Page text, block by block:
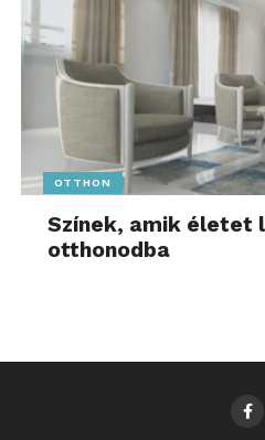
OTTHON
Színek, amik életet
otthonodba